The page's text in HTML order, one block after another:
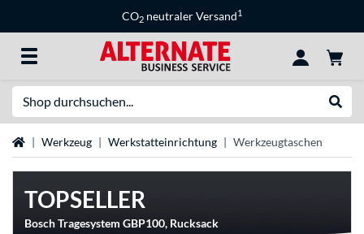
CO2 neutraler Versand1
StartseiteWerkzeug Werkstatteinrichtung Werkzeugtaschen
TOPSELLER
Bosch Tragesystem GBP100, Rucksack